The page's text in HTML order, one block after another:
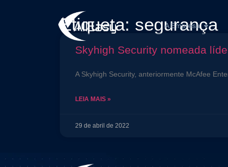
A Empresa
Etiqueta: segurança
Skyhigh Security nomeada
A Skyhigh Security, anteriormente McAfee
LEIA MAIS »
29 de abril de 2022